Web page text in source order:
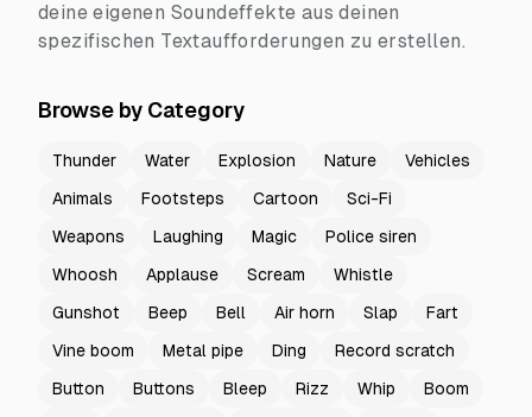
deine eigenen Soundeffekte aus deinen
spezifischen Textaufforderungen zu erstellen.
Browse by Category
Thunder Water Explosion Nature
Vehicles
Animals
Footsteps Cartoon
Sci-Fi
Weapons
Laughing Magic
Police siren
Whoosh
Applause Scream
Whistle
Gunshot
Beep Bell Air horn Slap
Fart
Vine boom
Metal pipe Ding
Record scratch
Button
Buttons Bleep Rizz Whip
Boom